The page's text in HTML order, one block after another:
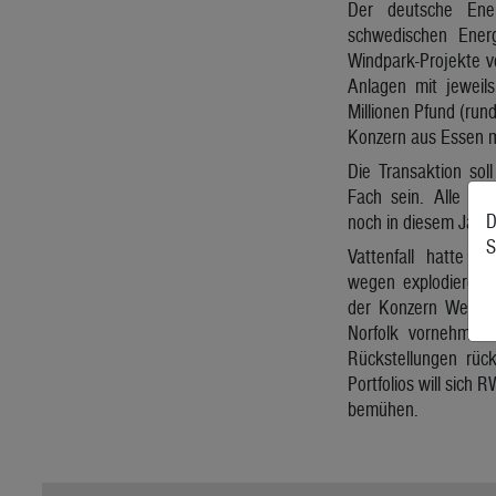
Der deutsche
schwedischen
Windpark-Projekte
Anlagen mit
Millionen Pfund
Konzern aus Essen
Die Transaktion
Fach sein. Alle
noch in diesem
Vattenfall hatte
wegen
der Konzern
Norfolk
Rückstellungen
Portfolios will sich
bemühen.